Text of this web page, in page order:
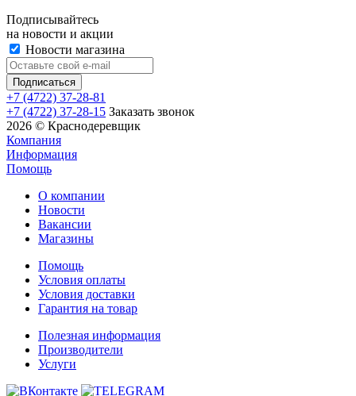
Подписывайтесь
на новости и акции
Новости магазина
+7 (4722) 37-28-81
+7 (4722) 37-28-15 Заказать звонок
2026 © Краснодеревщик
Компания
Информация
Помощь
О компании
Новости
Вакансии
Магазины
Помощь
Условия оплаты
Условия доставки
Гарантия на товар
Полезная информация
Производители
Услуги